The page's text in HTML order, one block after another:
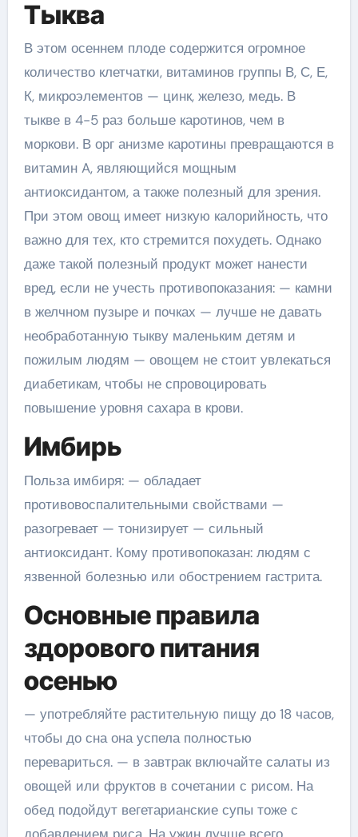
Тыква
В этом осеннем плоде содержится огромное
количество клетчатки, витаминов группы В, С, Е,
К, микроэлементов — цинк, железо, медь. В
тыкве в 4-5 раз больше каротинов, чем в
моркови. В орг анизме каротины превращаются в
витамин A, являющийся мощным
антиоксидантом, а также полезный для зрения.
При этом овощ имеет низкую калорийность, что
важно для тех, кто стремится похудеть. Однако
даже такой полезный продукт может нанести
вред, если не учесть противопоказания: — камни
в желчном пузыре и почках — лучше не давать
необработанную тыкву маленьким детям и
пожилым людям — овощем не стоит увлекаться
диабетикам, чтобы не спровоцировать
повышение уровня сахара в крови.
Имбирь
Польза имбиря: — обладает
противовоспалительными свойствами —
разогревает — тонизирует — сильный
антиоксидант. Кому противопоказан: людям с
язвенной болезнью или обострением гастрита.
Основные правила
здорового питания
осенью
— употребляйте растительную пищу до 18 часов,
чтобы до сна она успела полностью
перевариться. — в завтрак включайте салаты из
овощей или фруктов в сочетании с рисом. На
обед подойдут вегетарианские супы тоже с